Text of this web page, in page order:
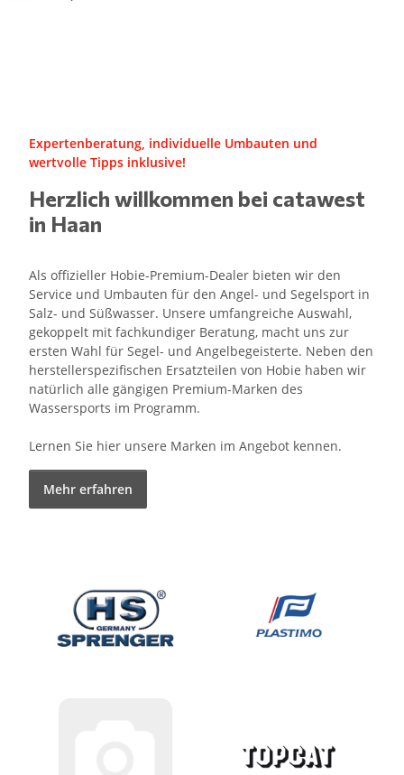
Expertenberatung, individuelle Umbauten und
wertvolle Tipps inklusive!
Herzlich willkommen bei catawest
in Haan
Als offizieller Hobie-Premium-Dealer bieten wir den
Service und Umbauten für den Angel- und Segelsport in
Salz- und Süßwasser. Unsere umfangreiche Auswahl,
gekoppelt mit fachkundiger Beratung, macht uns zur
ersten Wahl für Segel- und Angelbegeisterte. Neben den
herstellerspezifischen Ersatzteilen von Hobie haben wir
natürlich alle gängigen Premium-Marken des
Wassersports im Programm.
Lernen Sie hier unsere Marken im Angebot kennen.
Mehr erfahren